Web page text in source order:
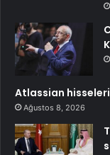
Atlassian
Ağustos 8, 2026